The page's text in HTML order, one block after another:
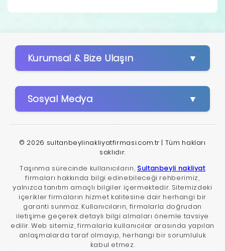
Kurumsal & Bize Ulaşın
Sosyal Medya
© 2026 sultanbeylinakliyatfirmasi.com.tr | Tüm hakları
saklıdır.
Taşınma sürecinde kullanıcıların, Sultanbeyli nakliyat
firmaları hakkında bilgi edinebileceği rehberimiz,
yalnızca tanıtım amaçlı bilgiler içermektedir. Sitemizdeki
içerikler firmaların hizmet kalitesine dair herhangi bir
garanti sunmaz. Kullanıcıların, firmalarla doğrudan
iletişime geçerek detaylı bilgi almaları önemle tavsiye
edilir. Web sitemiz, firmalarla kullanıcılar arasında yapılan
anlaşmalarda taraf olmayıp, herhangi bir sorumluluk
kabul etmez.